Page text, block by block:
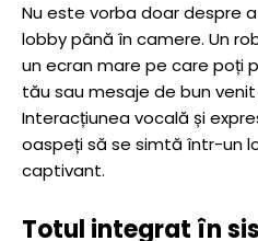
Nu este vorba doar despre
lobby până în camere. Un
un ecran mare pe care poți
tău sau mesaje de bun
Interacțiunea vocală și
oaspeți să se simtă într-un
captivant.
Totul integrat în